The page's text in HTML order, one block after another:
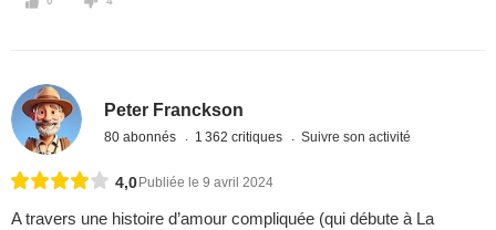
Peter Franckson
80 abonnés 1 362 critiques Suivre son activité
4,0 Publiée le 9 avril 2024
A travers une histoire d’amour compliquée (qui débute à La